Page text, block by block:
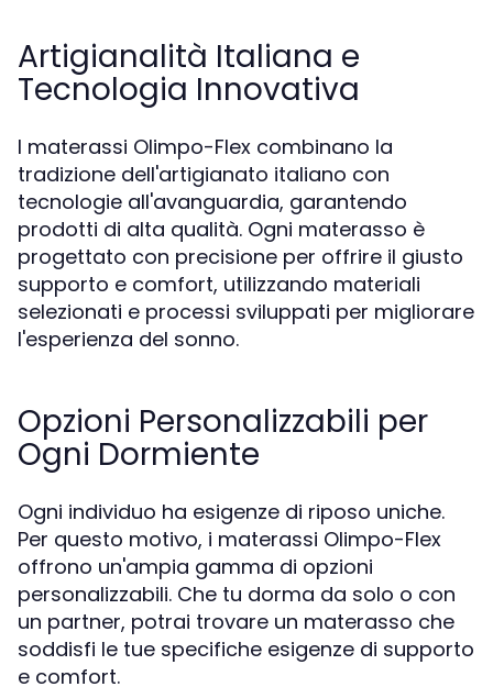
Artigianalità Italiana e
Tecnologia Innovativa
I materassi Olimpo-Flex combinano la
tradizione dell'artigianato italiano con
tecnologie all'avanguardia, garantendo
prodotti di alta qualità. Ogni materasso è
progettato con precisione per offrire il giusto
supporto e comfort, utilizzando materiali
selezionati e processi sviluppati per migliorare
l'esperienza del sonno.
Opzioni Personalizzabili per
Ogni Dormiente
Ogni individuo ha esigenze di riposo uniche.
Per questo motivo, i materassi Olimpo-Flex
offrono un'ampia gamma di opzioni
personalizzabili. Che tu dorma da solo o con
un partner, potrai trovare un materasso che
soddisfi le tue specifiche esigenze di supporto
e comfort.